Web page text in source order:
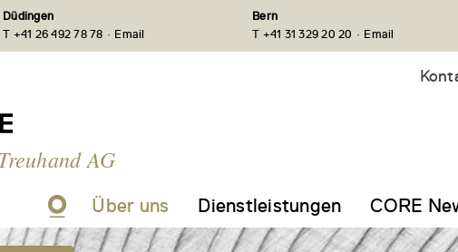
Düdingen
T +41 26 492 78 78 · Email
Bern
T +41 31 329 20 20 · Email
AG
Über uns Dienstleistungen CORE